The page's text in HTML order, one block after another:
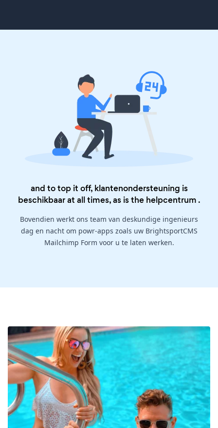
and to top it off, klantenondersteuning is
beschikbaar at all times, as is the helpcentrum .
Bovendien werkt ons team van deskundige ingenieurs
dag en nacht om powr-apps zoals uw BrightsportCMS
Mailchimp Form voor u te laten werken.